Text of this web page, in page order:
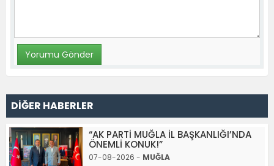
DİĞER HABERLER
“AK PARTİ MUĞLA İL BAŞKANLIĞI’NDA
ÖNEMLİ KONUK!”
07-08-2026 - MUĞLA